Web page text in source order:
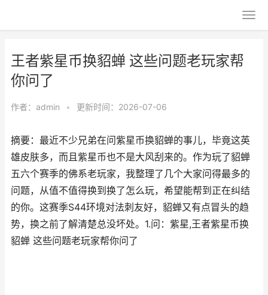
王者紫星币换貂蝉 这些问题老玩家帮
你问了
作者： admin • 更新时间：2026-07-06
摘要：最近不少兄弟在问紫星币换貂蝉的事儿，毕竟这英
雄皮肤多，而且紫星币也不是大风刮来的。作为玩了貂蝉
五六个赛季的佛系老玩家，我整理了几个大家问得最多的
问题，从值不值得换到换了怎么玩，希望能帮到正在纠结
的你。这赛季S44环境对法刺友好，貂蝉又有点冒头的趋
势，换之前了解清楚总没坏处。1.问：紫星,王者紫星币换
貂蝉 这些问题老玩家帮你问了